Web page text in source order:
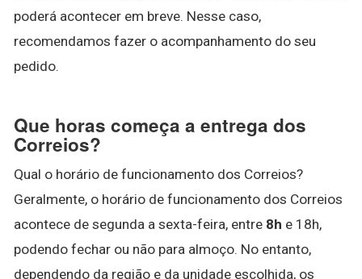
poderá acontecer em breve. Nesse caso,
recomendamos fazer o acompanhamento do seu
pedido.
Que horas começa a entrega dos
Correios?
Qual o horário de funcionamento dos Correios?
Geralmente, o horário de funcionamento dos Correios
acontece de segunda a sexta-feira, entre 8h e 18h,
podendo fechar ou não para almoço. No entanto,
dependendo da região e da unidade escolhida, os